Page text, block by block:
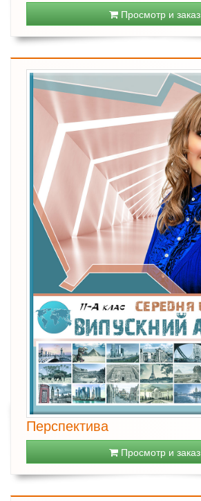
Просмотр и заказ
Перспектива
Просмотр и заказ